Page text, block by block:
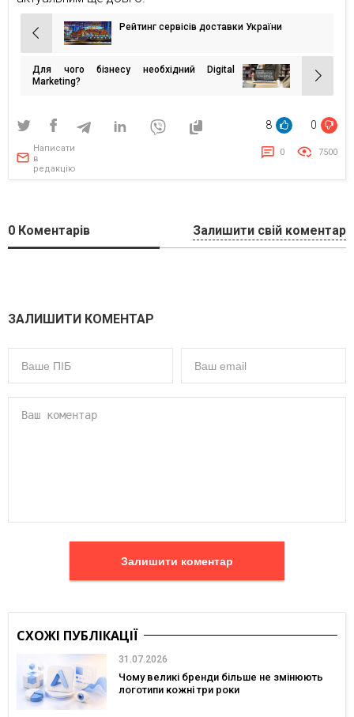
Навігація
записів
Рейтинг сервісів доставки України
Для чого бізнесу необхідний Digital
Marketing?
8 0
Написати
в
редакцію
0 7500
0 Коментарів Залишити свій коментар
ЗАЛИШИТИ КОМЕНТАР
Залишити коментар
СХОЖІ ПУБЛІКАЦІЇ
31.07.2026
Чому великі бренди більше не змінюють
логотипи кожні три роки